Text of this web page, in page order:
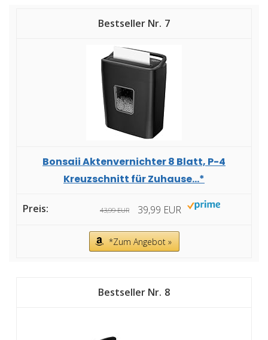
7
Bonsaii Aktenvernichter 8 Blatt, P-4
Kreuzschnitt für Zuhause...*
43,99 EUR 39,99 EUR
*Zum Angebot »
8